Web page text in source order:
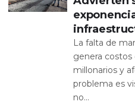
La falta de
genera
millonarios y
problema es
no...